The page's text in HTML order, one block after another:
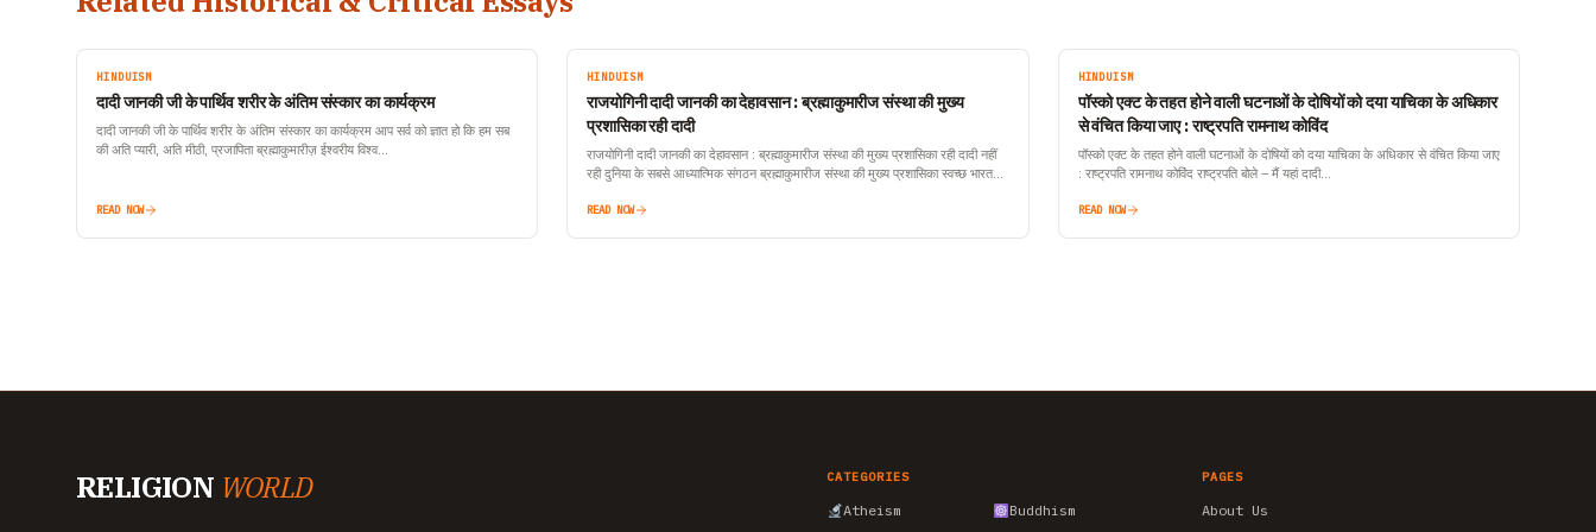
HINDUISM
दादी जानकी जी के पार्थिव शरीर के अंतिम संस्कार का कार्यक्रम
दादी जानकी जी के पार्थिव शरीर के अंतिम संस्कार का कार्यक्रम आप सर्व को ज्ञात हो कि हम सब
की अति प्यारी, अति मीठी, प्रजापिता ब्रह्माकुमारीज़ ईश्वरीय विश्व…
READ NOW
HINDUISM
राजयोगिनी दादी जानकी का देहावसान : ब्रह्माकुमारीज संस्था की मुख्य
प्रशासिका रही दादी
राजयोगिनी दादी जानकी का देहावसान : ब्रह्माकुमारीज संस्था की मुख्य प्रशासिका रही दादी नहीं
रही दुनिया के सबसे आध्यात्मिक संगठन ब्रह्माकुमारीज संस्था की मुख्य प्रशासिका स्वच्छ भारत
READ NOW
HINDUISM
पॉस्को एक्ट के तहत होने वाली घटनाओं के दोषियों को दया याचिका के अधिकार
से वंचित किया जाए : राष्ट्रपति रामनाथ कोविंद
पॉस्को एक्ट के तहत होने वाली घटनाओं के दोषियों को दया याचिका के अधिकार से वंचित किया जाए
: राष्ट्रपति रामनाथ कोविंद राष्ट्रपति बोले – मैं यहां दादी…
READ NOW
RELIGION WORLD CATEGORIES
Atheism
Buddhism
PAGES
About Us